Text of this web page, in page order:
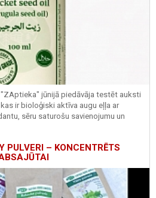
jūnijā piedāvāja testēt auksti
ir bioloģiski aktīva augu eļļa ar
sēru saturošu savienojumu un
PULVERI – KONCENTRĒTS